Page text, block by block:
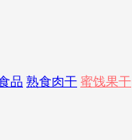
品 熟食肉干 蜜饯果干